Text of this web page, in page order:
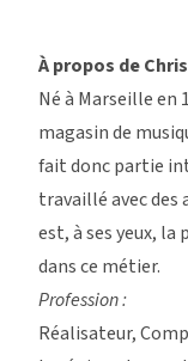
À propos de
Né à Marseille en
magasin de
fait donc partie
travaillé avec
est, à ses yeux,
dans ce métier.
Profession :
Réalisateur,